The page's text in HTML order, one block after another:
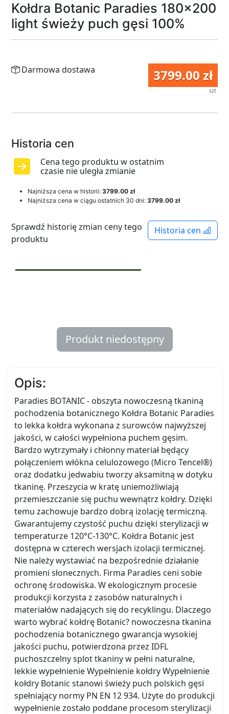
Kołdra Botanic Paradies 180x200
light świeży puch gęsi 100%
3799.00 zł
szt
Darmowa dostawa
Historia cen
Cena tego produktu w ostatnim
czasie nie uległa zmianie
Najniższa cena w historii: 3799.00 zł
Najniższa cena w ciągu ostatnich 30 dni: 3799.00 zł
Historia cen
Sprawdź historię zmian ceny tego
produktu
Produkt niedostępny
Opis:
Paradies BOTANIC - obszyta nowoczesną tkaniną
pochodzenia botanicznego Kołdra Botanic Paradies
to lekka kołdra wykonana z surowców najwyższej
jakości, w całości wypełniona puchem gęsim.
Bardzo wytrzymały i chłonny materiał będący
połączeniem włókna celulozowego (Micro Tencel®)
oraz dodatku jedwabiu tworzy aksamitną w dotyku
tkaninę. Przeszycia w kratę uniemożliwiają
przemieszczanie się puchu wewnątrz kołdry. Dzięki
temu zachowuje bardzo dobrą izolację termiczną.
Gwarantujemy czystość puchu dzięki sterylizacji w
temperaturze 120°C-130°C. Kołdra Botanic jest
dostępna w czterech wersjach izolacji termicznej.
Nie należy wystawiać na bezpośrednie działanie
promieni słonecznych. Firma Paradies ceni sobie
ochronę środowiska. W ekologicznym procesie
produkcji korzysta z zasobów naturalnych i
materiałów nadających się do recyklingu. Dlaczego
warto wybrać kołdrę Botanic? nowoczesna tkanina
pochodzenia botanicznego gwarancja wysokiej
jakości puchu, potwierdzona przez IDFL
puchoszczelny splot tkaniny w pełni naturalne,
lekkie wypełnienie Wypełnienie kołdry Wypełnienie
kołdry Botanic stanowi świeży puch polskich gęsi
spełniający normy PN EN 12 934. Użyte do produkcji
wypełnienie zostało poddane procesom sterylizacji